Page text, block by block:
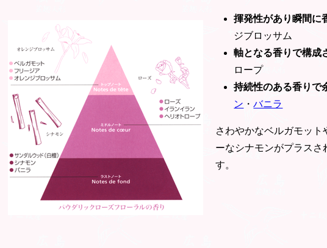
揮発性があり瞬間に
ジブロッサム
軸となる香りで構成
ロープ
持続性のある香りで
ン ・バニラ
さわやかなベルガモッ
ーなシナモンがプラスさ
す。